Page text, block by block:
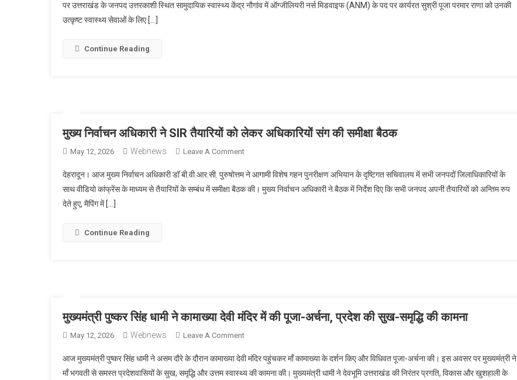
पूजा
पर उत्तराखंड के जनपद उत्तरकाशी स्थित सामुदायिक स्वास्थ्य केंद्र नौगांव में ऑग्जीलियरी नर्स मिडवाइफ (ANM) के पद पर कार्यरत सुश्री पूजा परमार राणा को उनकी
उत्कृष्ट स्वास्थ्य सेवाओं के लिए […]
Continue Reading
मुख्य निर्वाचन अधिकारी ने SIR तैयारियों को लेकर अधिकारियों संग की समीक्षा बैठक
May 12, 2026 Webnews Leave A CommentOn
निर्वाचन
अधिकारी
समीक्षा
देहरादून। आज मुख्य निर्वाचन अधिकारी डॉ बी.वी.आर.सी. पुरुषोत्तम ने आगामी विशेष गहन पुनरीक्षण अभियान के दृष्टिगत सचिवालय में सभी जनपदों जिलाधिकारियों के
साथ वीडियो कांफ्रेंस के माध्यम से तैयारियों के सम्बंध में समीक्षा बैठक की। मुख्य निर्वाचन अधिकारी ने बैठक में निर्देश दिए कि सभी जनपद अपनी तैयारियों को अन्तिम रुप
देते हुए, मैपिंग में […]
Continue Reading
मुख्यमंत्री पुष्कर सिंह धामी ने कामाख्या देवी मंदिर में की पूजा-अर्चना, प्रदेश की सुख-समृद्धि की कामना
May 12, 2026 Webnews Leave A CommentOn
पुष्कर
सिंह
आज मुख्यमंत्री पुष्कर सिंह धामी ने असम दौरे के दौरान कामाख्या देवी मंदिर पहुंचकर माँ कामाख्या के दर्शन किए और विधिवत पूजा-अर्चना की। इस अवसर पर मुख्यमंत्री ने
माँ भगवती से समस्त प्रदेशवासियों के सुख, समृद्धि और उत्तम स्वास्थ्य की कामना की। मुख्यमंत्री धामी ने देवभूमि उत्तराखंड की निरंतर प्रगति, विकास और खुशहाली के